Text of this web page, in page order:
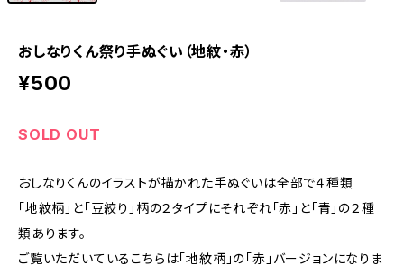
おしなりくん祭り手ぬぐい（地紋・赤）
¥500
SOLD OUT
おしなりくんのイラストが描かれた手ぬぐいは全部で４種類
「地紋柄」と「豆絞り」柄の２タイプにそれぞれ「赤」と「青」の２種
類あります。
ご覧いただいているこちらは「地紋柄」の「赤」バージョンになりま